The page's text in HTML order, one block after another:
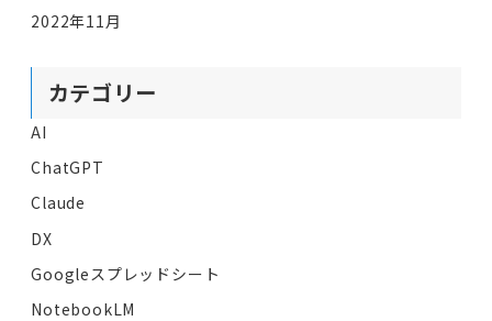
2022年11月
カテゴリー
AI
ChatGPT
Claude
DX
Googleスプレッドシート
NotebookLM